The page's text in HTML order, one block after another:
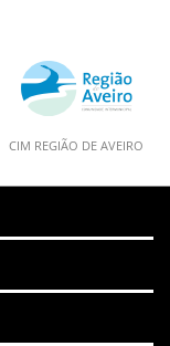
CIM REGIÃO DE AVEIRO